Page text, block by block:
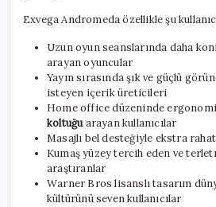
Exvega Andromeda özellikle şu
Uzun oyun seanslarında daha
arayan oyuncular
Yayın sırasında şık ve güçlü
isteyen içerik üreticileri
Home office düzeninde
koltuğuarayan kullanıcılar
Masajlı bel desteğiyle ekstra
Kumaş yüzey tercih eden ve
araştıranlar
Warner Bros lisanslı tasarım
kültürünü seven kullanıcılar